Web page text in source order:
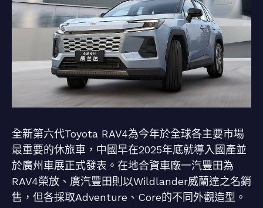
全新第六代Toyota RAV4為今年於全球各主要市場
最重要的休旅車，中國早在2025年底就導入國產並
於廣州車展正式發表。在地合資車廠一汽豐田為
RAV4榮放、廣汽豐田則以Wildlander威蘭達之名銷
售，但各採取Adventure、Core的不同外觀造型。